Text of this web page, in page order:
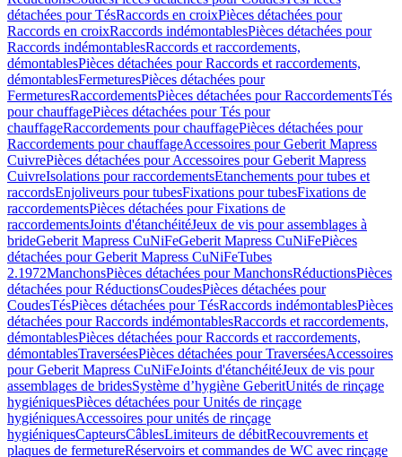
détachées pour TésRaccords en croixPièces détachées pour
Raccords en croixRaccords indémontablesPièces détachées pour
Raccords indémontablesRaccords et raccordements,
démontablesPièces détachées pour Raccords et raccordements,
démontablesFermeturesPièces détachées pour
FermeturesRaccordementsPièces détachées pour RaccordementsTés
pour chauffagePièces détachées pour Tés pour
chauffageRaccordements pour chauffagePièces détachées pour
Raccordements pour chauffageAccessoires pour Geberit Mapress
CuivrePièces détachées pour Accessoires pour Geberit Mapress
CuivreIsolations pour raccordementsEtanchements pour tubes et
raccordsEnjoliveurs pour tubesFixations pour tubesFixations de
raccordementsPièces détachées pour Fixations de
raccordementsJoints d'étanchéitéJeux de vis pour assemblages à
brideGeberit Mapress CuNiFeGeberit Mapress CuNiFePièces
détachées pour Geberit Mapress CuNiFeTubes
2.1972ManchonsPièces détachées pour ManchonsRéductionsPièces
détachées pour RéductionsCoudesPièces détachées pour
CoudesTésPièces détachées pour TésRaccords indémontablesPièces
détachées pour Raccords indémontablesRaccords et raccordements,
démontablesPièces détachées pour Raccords et raccordements,
démontablesTraverséesPièces détachées pour TraverséesAccessoires
pour Geberit Mapress CuNiFeJoints d'étanchéitéJeux de vis pour
assemblages de bridesSystème d’hygiène GeberitUnités de rinçage
hygiéniquesPièces détachées pour Unités de rinçage
hygiéniquesAccessoires pour unités de rinçage
hygiéniquesCapteursCâblesLimiteurs de débitRecouvrements et
plaques de fermetureRéservoirs et commandes de WC avec rinçage